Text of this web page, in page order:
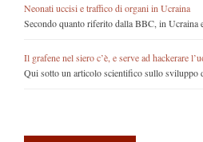
Neonati uccisi e traffico di organi in Ucraina
Secondo quanto riferito dalla BBC, in Ucraina
Il grafene nel siero c’è, e serve ad hackerare
Qui sotto un articolo scientifico sullo sviluppo